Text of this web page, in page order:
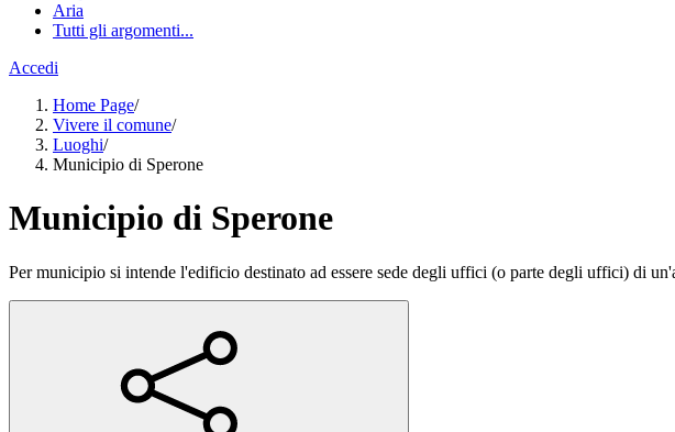
Aria
Tutti gli argomenti...
Accedi
Home Page/
Vivere il comune/
Luoghi/
Municipio di Sperone
Municipio di Sperone
Per municipio si intende l'edificio destinato ad essere sede degli uffici (o parte degli uffici) di